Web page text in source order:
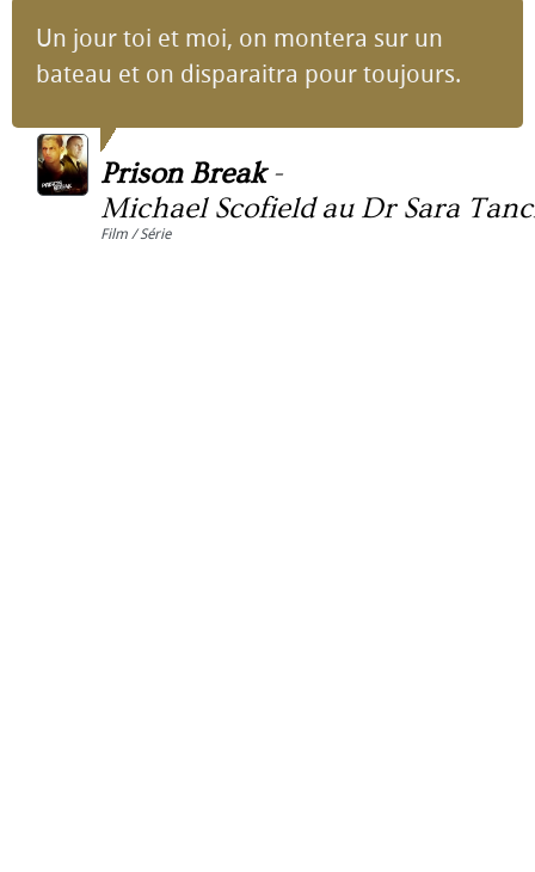
Un jour toi et moi, on montera sur un
bateau et on disparaitra pour toujours.
Prison Break-
Michael Scofield au Dr Sara
Film / Série